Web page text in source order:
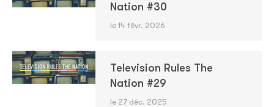
Nation #30
le 14 févr. 2026
Television Rules The
Nation #29
le 27 déc. 2025